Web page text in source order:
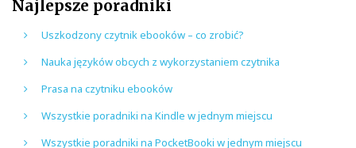
Najlepsze poradniki
Uszkodzony czytnik ebooków – co zrobić?
Nauka języków obcych z wykorzystaniem czytnika
Prasa na czytniku ebooków
Wszystkie poradniki na Kindle w jednym miejscu
Wszystkie poradniki na PocketBooki w jednym miejscu